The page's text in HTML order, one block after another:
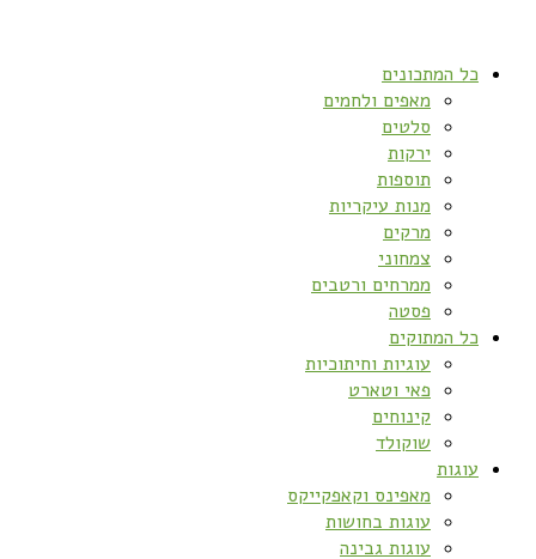
כל המתכונים
מאפים ולחמים
סלטים
ירקות
תוספות
מנות עיקריות
מרקים
צמחוני
ממרחים ורטבים
פסטה
כל המתוקים
עוגיות וחיתוכיות
פאי וטארט
קינוחים
שוקולד
עוגות
מאפינס וקאפקייקס
עוגות בחושות
עוגות גבינה